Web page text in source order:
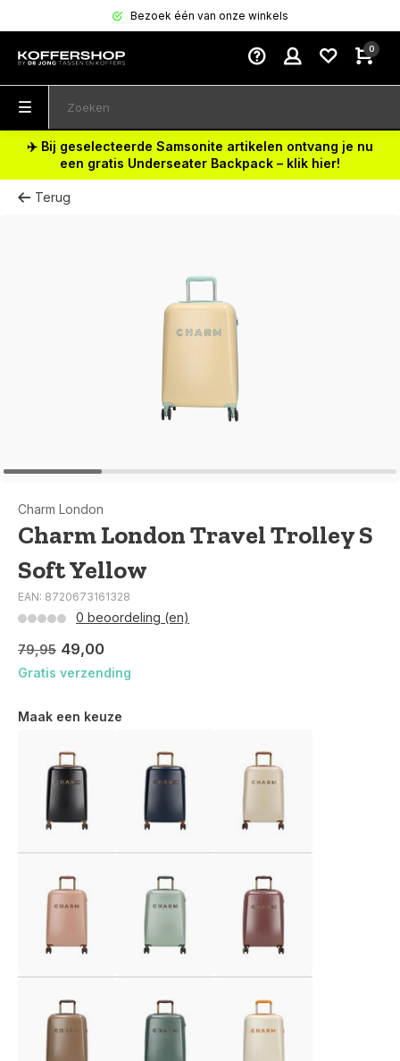
Bezoek één van onze winkels
0
✈️ Bij geselecteerde Samsonite artikelen ontvang je nu
een gratis Underseater Backpack – klik hier!
Terug
Charm London
Charm London Travel Trolley S
Soft Yellow
EAN: 8720673161328
0 beoordeling (en)
79,95 49,00
Gratis verzending
Maak een keuze